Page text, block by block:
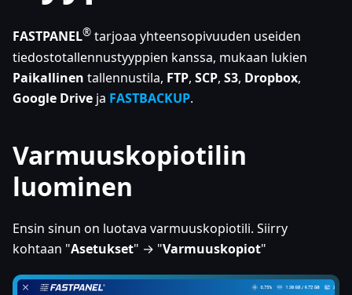
FASTPANEL® tarjoaa yhteensopivuuden useiden
tiedostotallennustyyppien kanssa, mukaan lukien
Paikallinen tallennustila, FTP, SCP, S3, Dropbox,
Google Drive ja FASTBACKUP.
Varmuuskopiotilin
luominen
Ensin sinun on luotava varmuuskopiotili. Siirry
kohtaan "Asetukset" → "Varmuuskopiot"